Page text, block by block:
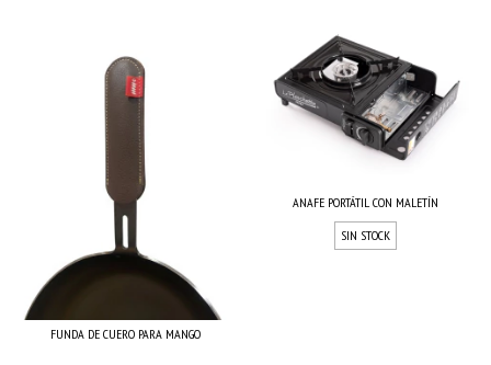
FUNDA DE CUERO PARA MANGO
ANAFE PORTÁTIL CON MALETÍN
SIN STOCK